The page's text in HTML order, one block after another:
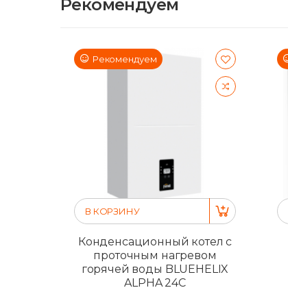
Рекомендуем
Рекомендуем
В КОРЗИНУ
Конденсационный котел с
проточным нагревом
горячей воды BLUEHELIX
ALPHA 24C